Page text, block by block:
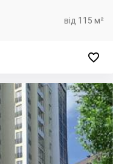
від 115 м²
